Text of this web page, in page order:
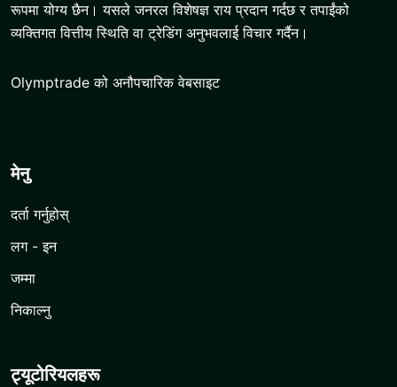
रूपमा योग्य छैन। यसले जनरल विशेषज्ञ राय प्रदान गर्दछ र तपाईंको
व्यक्तिगत वित्तीय स्थिति वा ट्रेडिंग अनुभवलाई विचार गर्दैन।
Olymptrade को अनौपचारिक वेबसाइट
मेनु
दर्ता गर्नुहोस्
लग - इन
जम्मा
निकाल्नु
ट्यूटोरियलहरू